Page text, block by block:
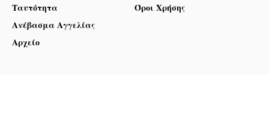
Ταυτότητα
Ανέβασμα Αγγελίας
Αρχείο
Όροι Χρήσης